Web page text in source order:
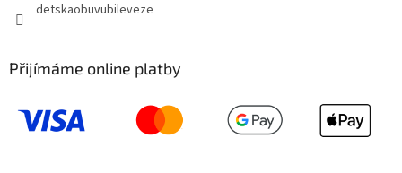
detskaobuvubileveze
Přijímáme online platby